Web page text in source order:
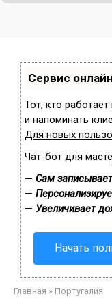
Сервис
Тот, кто
и напоминать
Для новых
Чат-бот для
— Сам
—
— Увеличивает
Начать
Главная » Португалия